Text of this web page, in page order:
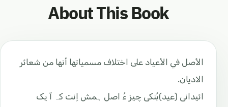
About This Book
الأصل في الأعياد على اختلاف مسمياتها أنها من شعائر
الاديان.
ائیدانی (عيد)بُنکی چیز ءُ اصل ہمش اِنت کہ آ یک